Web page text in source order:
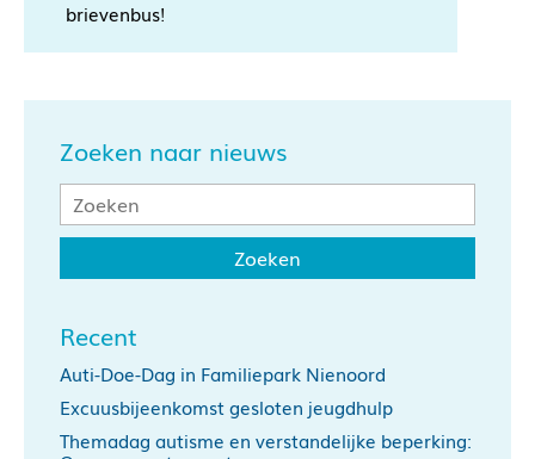
brievenbus!
Zoeken naar nieuws
Recent
Auti-Doe-Dag in Familiepark Nienoord
Excuusbijeenkomst gesloten jeugdhulp
Themadag autisme en verstandelijke beperking: